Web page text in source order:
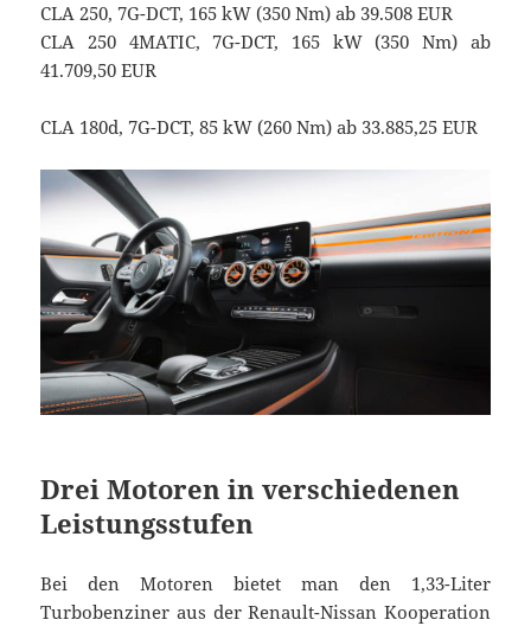
CLA 250, 7G-DCT, 165 kW (350 Nm) ab 39.508 EUR
CLA 250 4MATIC, 7G-DCT, 165 kW (350 Nm) ab
41.709,50 EUR
CLA 180d, 7G-DCT, 85 kW (260 Nm) ab 33.885,25 EUR
Drei Motoren in verschiedenen
Leistungsstufen
Bei den Motoren bietet man den 1,33-Liter
Turbobenziner aus der Renault-Nissan Kooperation